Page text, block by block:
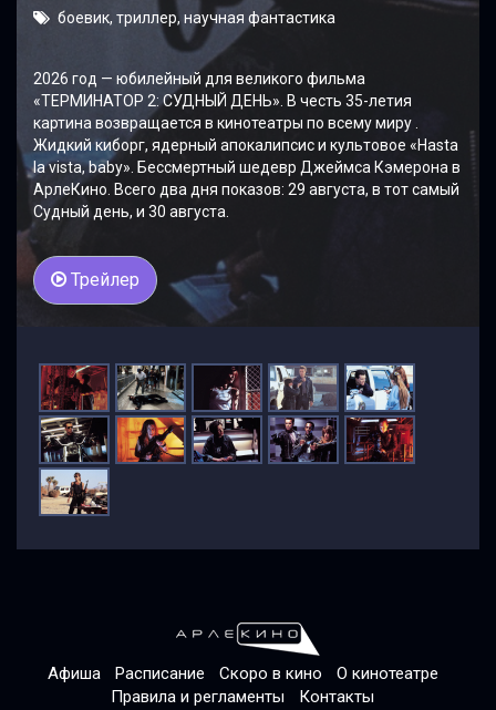
боевик, триллер, научная фантастика
2026 год — юбилейный для великого фильма
«ТЕРМИНАТОР 2: СУДНЫЙ ДЕНЬ». В честь 35-летия
картина возвращается в кинотеатры по всему миру .
Жидкий киборг, ядерный апокалипсис и культовое «Hasta
la vista, baby». Бессмертный шедевр Джеймса Кэмерона в
АрлеКино. Всего два дня показов: 29 августа, в тот самый
Судный день, и 30 августа.
Трейлер
Афиша Расписание Скоро в кино
О кинотеатре
Правила и регламенты
Контакты